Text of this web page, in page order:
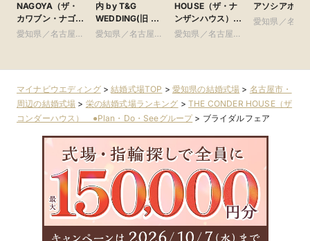
NAGOYA（ザ・
カワブン・ナゴ
ヤ） ●Plan・
愛知県／名古屋
内 by T&G
WEDDING(旧 ト
リフォーリア
愛知県／名古屋
HOUSE（ザ・ナ
ンザンハウス）
●Plan・Do・See
愛知県／名古屋
アソシアホテ
愛知県／名古
マイナビウエディング>結婚式場TOP > 愛知県の結婚式場 > 名古屋市・
周辺の結婚式場 > 栄の結婚式場ランキング >THE CONDER HOUSE（ザ
コンダーハウス） ●Plan・Do・Seeグループ> ブライダルフェア